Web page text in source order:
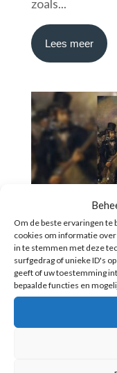
Om de beste ervaringen te
cookies om informatie over
in te stemmen met deze
surfgedrag of unieke ID's
geeft of uw toestemming
bepaalde functies en
zoals...
Lees meer
Viva la vida
je bruiloft
door
jun 1 2023